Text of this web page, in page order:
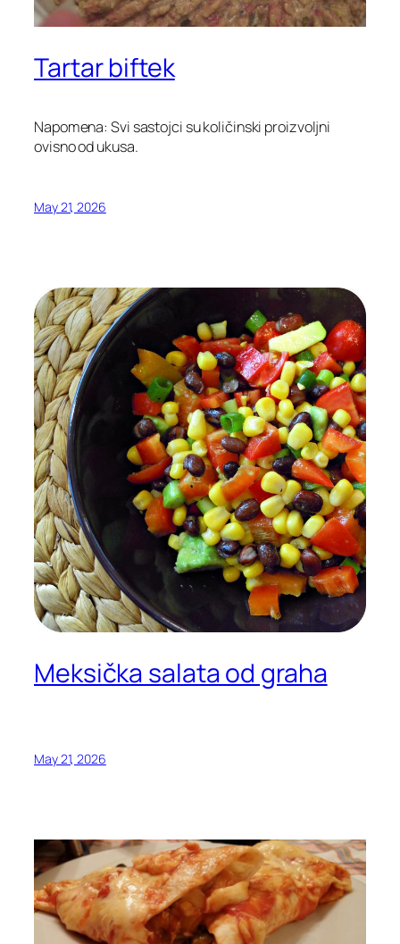
Tartar biftek
Napomena: Svi sastojci su količinski proizvoljni
ovisno od ukusa.
May 21, 2026
Meksička salata od graha
May 21, 2026